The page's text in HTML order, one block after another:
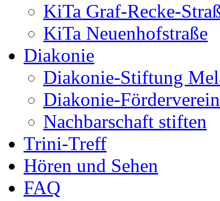
KiTa Graf-Recke-
KiTa Neuenhofstraße
Diakonie
Diakonie-Stiftung
Diakonie-
Nachbarschaft stiften
Trini-Treff
Hören und Sehen
FAQ